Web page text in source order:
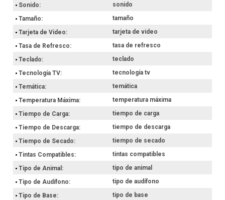
Sonido
sonido
Tamaño
tamaño
Tarjeta de Video
tarjeta de video
Tasa de Refresco
tasa de refresco
Teclado
teclado
Tecnología TV
tecnología tv
Temática
temática
Temperatura Máxima
temperatura máxima
Tiempo de Carga
tiempo de carga
Tiempo de Descarga
tiempo de descarga
Tiempo de Secado
tiempo de secado
Tintas Compatibles
tintas compatibles
Tipo de Animal
tipo de animal
Tipo de Audífono
tipo de audífono
Tipo de Base
tipo de base